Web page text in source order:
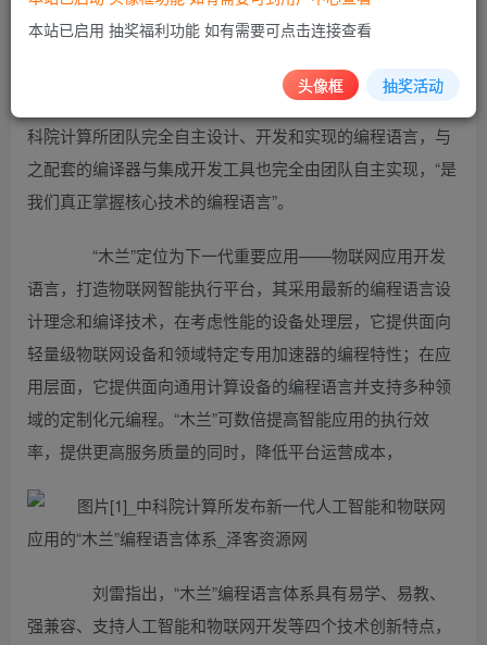
编程语言与编译器领域，当天发布的“木兰”编程语言体系是
团队最新成果。团队负责人刘雷副研究员介绍说，编程语言
是信息技术中与操作系统并重的两大系统软件，而且信息技
术行业的生态环境往往是从编程语言开始建立。“木兰”是中
科院计算所团队完全自主设计、开发和实现的编程语言，与
之配套的编译器与集成开发工具也完全由团队自主实现，“是
我们真正掌握核心技术的编程语言”。
“木兰”定位为下一代重要应用——物联网应用开发
语言，打造物联网智能执行平台，其采用最新的编程语言设
计理念和编译技术，在考虑性能的设备处理层，它提供面向
轻量级物联网设备和领域特定专用加速器的编程特性；在应
用层面，它提供面向通用计算设备的编程语言并支持多种领
域的定制化元编程。“木兰”可数倍提高智能应用的执行效
率，提供更高服务质量的同时，降低平台运营成本，
刘雷指出，“木兰”编程语言体系具有易学、易教、
强兼容、支持人工智能和物联网开发等四个技术创新特点，
本站已启用 抽奖福利功能 如有需要可点击连接查看
头像框 抽奖活动